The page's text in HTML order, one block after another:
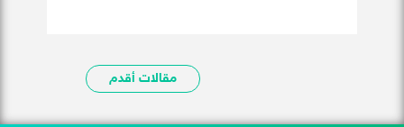
مقالات أقدم